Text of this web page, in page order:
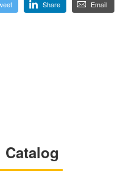
Share Email
Catalog